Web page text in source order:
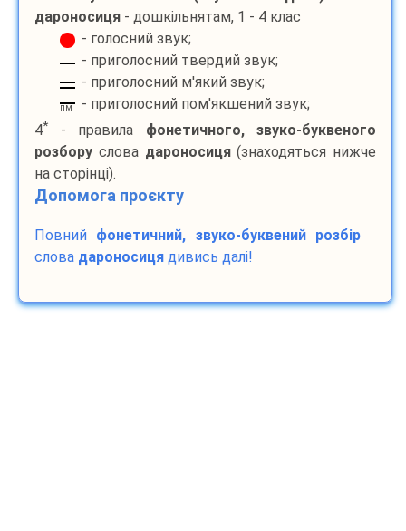
дароносиця - дошкільнятам, 1 - 4 клас
- голосний звук;
- приголосний твердий звук;
- приголосний м'який звук;
пм
- приголосний пом'якшений звук;
4* - правила фонетичного, звуко-буквеного
розбору слова дароносиця(знаходяться нижче
на сторінці).
Допомога проєкту
Повний фонетичний, звуко-буквений розбір
слова дароносиця дивись далі!